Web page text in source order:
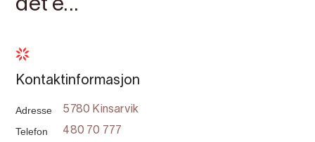
det e...
Kontaktinformasjon
Adresse 5780 Kinsarvik
Telefon 480 70 777